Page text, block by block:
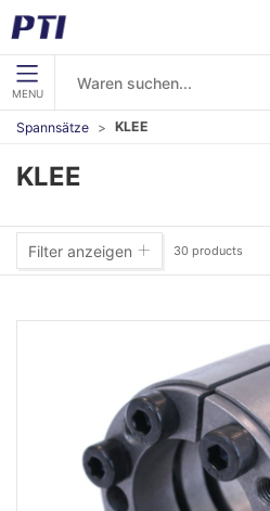
MENU
Spannsätze KLEE
KLEE
Filter anzeigen 30 products